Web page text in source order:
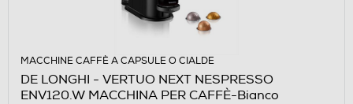
MACCHINE CAFFÈ A CAPSULE O CIALDE
DE LONGHI - VERTUO NEXT NESPRESSO
ENV120.W MACCHINA PER CAFFÈ-Bianco